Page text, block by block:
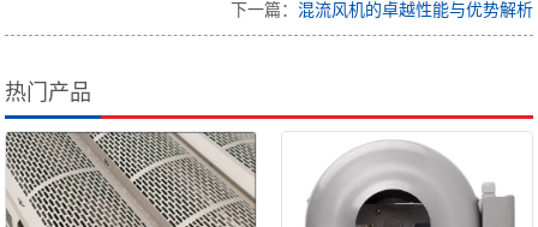
下一篇： 混流风机的卓越性能与优势解析
热门产品